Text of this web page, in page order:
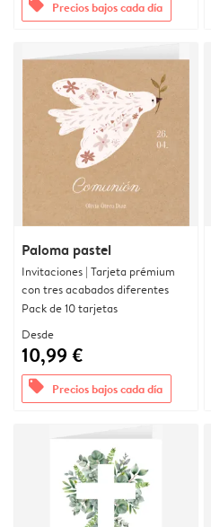
offers Precios bajos cada día
Paloma pastel
Invitaciones | Tarjeta prémium
con tres acabados diferentes
Pack de 10 tarjetas
Desde
10,99 €
offers Precios bajos cada día